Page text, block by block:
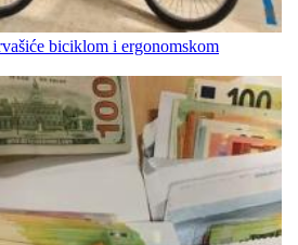
biciklom i ergonomskom